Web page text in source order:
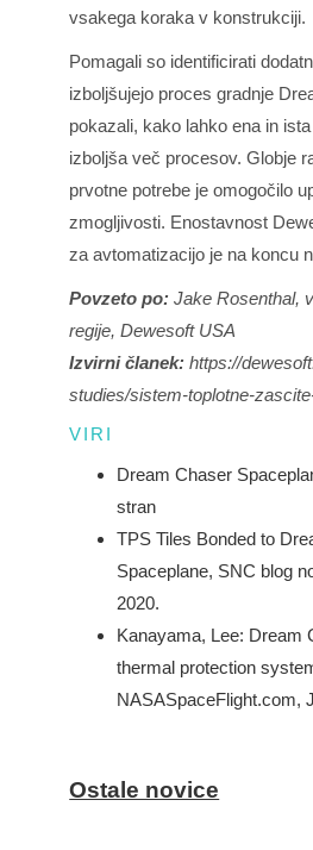
vsakega koraka v konstrukciji.
Pomagali so identificirati
izboljšujejo proces gradnje
pokazali, kako lahko ena in
izboljša več procesov. Globje
prvotne potrebe je omogočilo
zmogljivosti. Enostavnost
za avtomatizacijo je na koncu
Povzeto po:Jake Rosenthal,
regije, Dewesoft USA
Izvirni članek:https://
studies/sistem-toplotne-
VIRI
Dream Chaser
stran
TPS Tiles Bonded to
Spaceplane, SNC blog
2020.
Kanayama, Lee: Dream
thermal protection
NASASpaceFlight.com,
Ostale novice